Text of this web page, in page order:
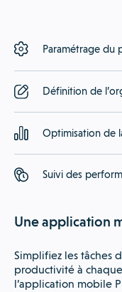
Paramétrage du
Définition de
Optimisation de
Suivi des
Une application
Simplifiez les tâches
productivité à
l’application mobile